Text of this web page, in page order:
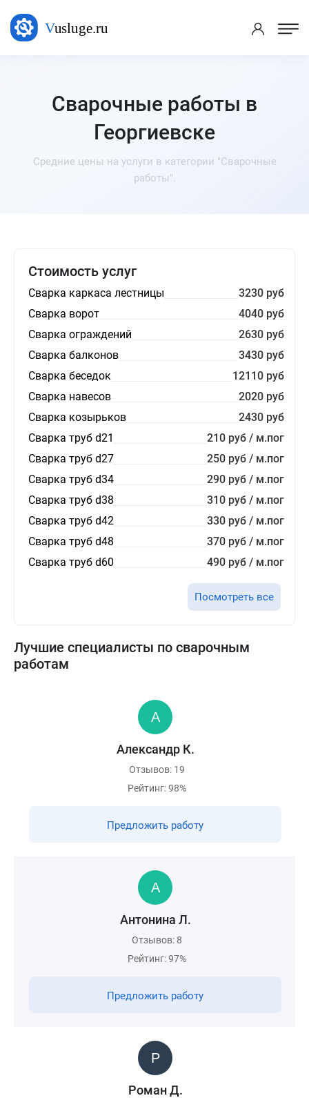
Сварочные работы в
Георгиевске
Средние цены на услуги в категории "Сварочные
работы".
Стоимость услуг
Сварка каркаса лестницы
3230 руб
Сварка ворот
4040 руб
Сварка ограждений
2630 руб
Сварка балконов
3430 руб
Сварка беседок
12110 руб
Сварка навесов
2020 руб
Сварка козырьков
2430 руб
Сварка труб d21
210 руб / м.пог
Сварка труб d27
250 руб / м.пог
Сварка труб d34
290 руб / м.пог
Сварка труб d38
310 руб / м.пог
Сварка труб d42
330 руб / м.пог
Сварка труб d48
370 руб / м.пог
Сварка труб d60
490 руб / м.пог
Посмотреть все
Лучшие специалисты по сварочным
работам
Александр К.
Отзывов: 19
Рейтинг: 98%
Предложить работу
Антонина Л.
Отзывов: 8
Рейтинг: 97%
Предложить работу
Роман Д.